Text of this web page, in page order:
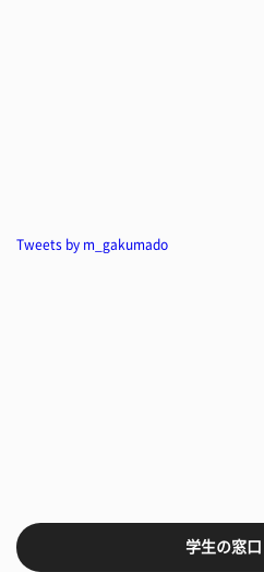
Tweets by m_gakumado
学生の窓口